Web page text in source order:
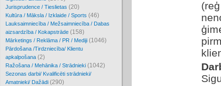
Jurisprudence / Tieslietas (20)
Kultūra / Māksla / Izklaide / Sports (46)
Lauksaimniecība / Mežsaimniecība / Dabas
aizsardzība / Kokapstrāde (158)
Mārketings / Reklāma / PR / Mediji (1046)
Pārdošana /Tirdzniecība/ Klientu
apkalpošana (2)
Ražošana / Mehānika / Strādnieki (1042)
Sezonas darbi/ Kvalificēti strādnieki/
Amatnieki/ Dažādi (290)